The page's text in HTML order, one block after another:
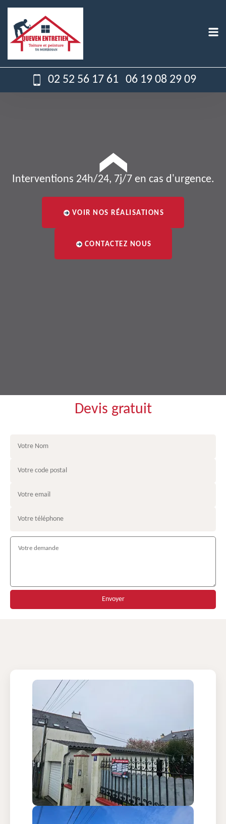
02 52 56 17 61 06 19 08 29 09
Interventions 24h/24, 7j/7 en cas d'urgence.
VOIR NOS RÉALISATIONS
CONTACTEZ NOUS
Devis gratuit